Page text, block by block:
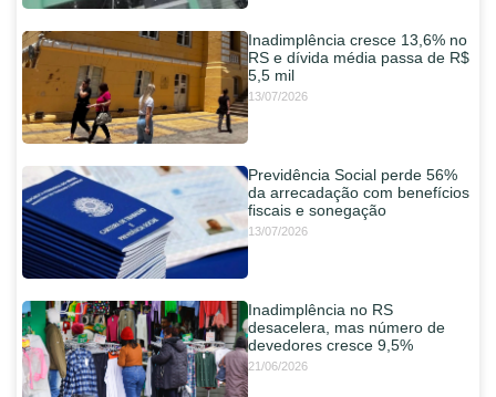
Inadimplência cresce 13,6% no
RS e dívida média passa de R$
5,5 mil
13/07/2026
Previdência Social perde 56%
da arrecadação com benefícios
fiscais e sonegação
13/07/2026
Inadimplência no RS
desacelera, mas número de
devedores cresce 9,5%
21/06/2026